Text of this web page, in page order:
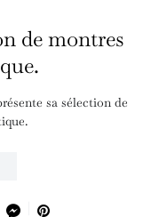
de montres
sa sélection de